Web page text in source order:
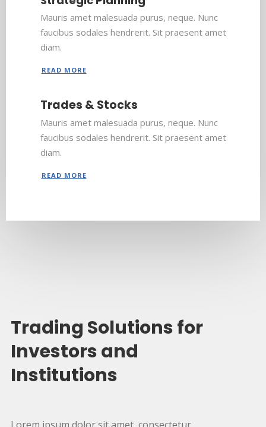
Mauris amet malesuada purus, neque. Nunc
faucibus sodales hendrerit. Sit praesent amet
diam.
READ MORE
Trades & Stocks
Mauris amet malesuada purus, neque. Nunc
faucibus sodales hendrerit. Sit praesent amet
diam.
READ MORE
Trading Solutions for
Investors and
Institutions